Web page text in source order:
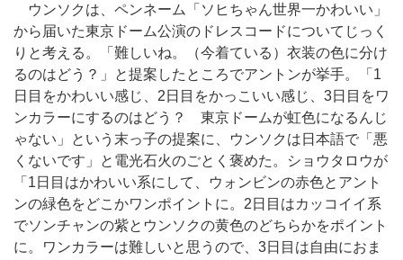
ウンソクは、ペンネーム「ソヒちゃん世界一かわいい」
から届いた東京ドーム公演のドレスコードについてじっく
りと考える。「難しいね。（今着ている）衣装の色に分け
るのはどう？」と提案したところでアントンが挙手。「1
日目をかわいい感じ、2日目をかっこいい感じ、3日目をワ
ンカラーにするのはどう？ 東京ドームが虹色になるんじ
ゃない」という末っ子の提案に、ウンソクは日本語で「悪
くないです」と電光石火のごとく褒めた。ショウタロウが
「1日目はかわいい系にして、ウォンビンの赤色とアント
ンの緑色をどこかワンポイントに。2日目はカッコイイ系
でソンチャンの紫とウンソクの黄色のどちらかをポイント
に。ワンカラーは難しいと思うので、3日目は自由におま